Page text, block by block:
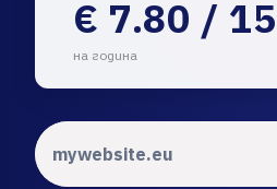
€ 7.80 /
на година